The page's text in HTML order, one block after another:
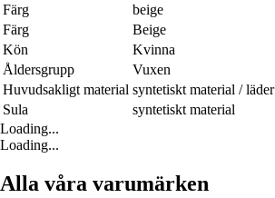
Färg
beige
Färg
Beige
Kön
Kvinna
Åldersgrupp
Vuxen
Huvudsakligt material syntetiskt material / läder
Sula
syntetiskt material
Loading...
Loading...
Alla våra varumärken